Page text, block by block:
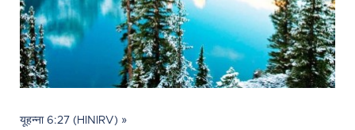
यूहन्ना 6:27 (HINIRV) »